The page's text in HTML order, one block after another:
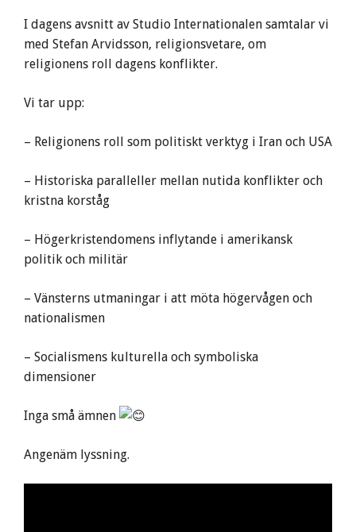
I dagens avsnitt av Studio Internationalen samtalar vi
med Stefan Arvidsson, religionsvetare, om
religionens roll dagens konflikter.
Vi tar upp:
– Religionens roll som politiskt verktyg i Iran och USA
– Historiska paralleller mellan nutida konflikter och
kristna korståg
– Högerkristendomens inflytande i amerikansk
politik och militär
– Vänsterns utmaningar i att möta högervågen och
nationalismen
– Socialismens kulturella och symboliska
dimensioner
Inga små ämnen
Angenäm lyssning.